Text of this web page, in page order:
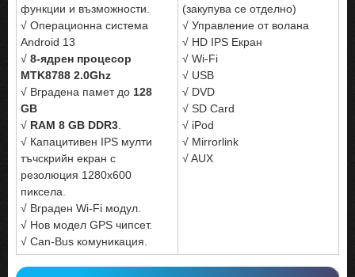
функции и възможности.
√ Операционна система
Android 13
√ 8-ядрен процесор
MTK8788 2.0Ghz
√ Вградена памет до 128
GB
√ RAM 8 GB DDR3
√ Капацитивен IPS мулти
тъчскрийн екран с
резолюция 1280x600
пиксела.
√ Вграден Wi-Fi модул.
√ Нов модел GPS чипсет.
√ Can-Bus комуникация.
(закупува се отделно)
√ Управление от волана
√ HD IPS Екран
√ Wi-Fi
√ USB
√ DVD
√ SD Card
√ iPod
√ Mirrorlink
√ AUX